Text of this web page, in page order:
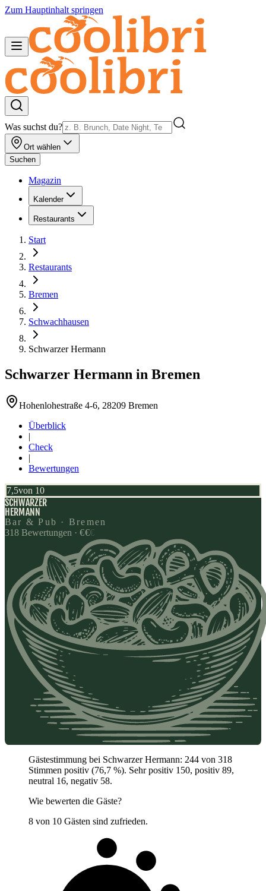
Zum Hauptinhalt springen
Was suchst du?
Ort wählen
Suchen
Magazin
Kalender
Restaurants
Start
Restaurants
Bremen
Schwachhausen
Schwarzer Hermann
Schwarzer Hermann in Bremen
Hohenlohestraße 4-6, 28209 Bremen
Überblick
|
Check
|
Bewertungen
7,5von 10
SCHWARZER
HERMANN
Bar & Pub · Bremen
318 Bewertungen · €€€
Gästestimmung bei Schwarzer Hermann: 244 von 318
Stimmen positiv (76,7 %). Sehr positiv 150, positiv 89,
neutral 16, negativ 58.
Wie bewerten die Gäste?
8 von 10 Gästen sind zufrieden.